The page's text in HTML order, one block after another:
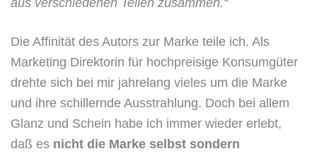
Die Affinität des Autors zur Marke teile ich. Als
Marketing Direktorin für hochpreisige Konsumgüter
drehte sich bei mir jahrelang vieles um die Marke
und ihre schillernde Ausstrahlung. Doch bei allem
Glanz und Schein habe ich immer wieder erlebt,
daß es nicht die Marke selbst sondern